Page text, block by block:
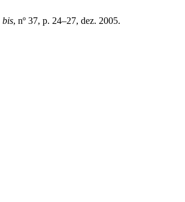
bis, nº 37, p. 24–27, dez. 2005.